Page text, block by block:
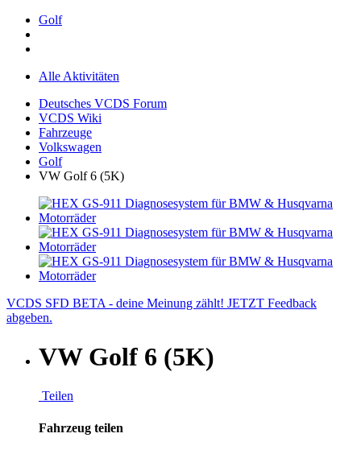
Golf
Alle Aktivitäten
Deutsches VCDS Forum
VCDS Wiki
Fahrzeuge
Volkswagen
Golf
VW Golf 6 (5K)
VCDS SFD BETA - deine Meinung zählt! JETZT Feedback
abgeben.
VW Golf 6 (5K)
Teilen
Fahrzeug teilen